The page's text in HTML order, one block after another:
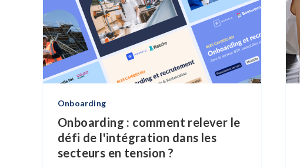
Onboarding
Onboarding : comment relever le
défi de l'intégration dans les
secteurs en tension ?